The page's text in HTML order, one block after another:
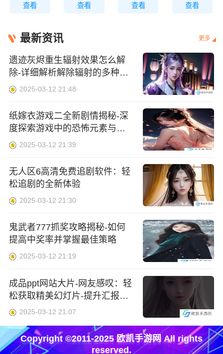
查看 查看 查看 查看
最新资讯 更多
遗迹灰烬重生辐射效果怎么解
除-详细解析解除辐射的多种方
法与注意事项
2025-03-12 21:48
纸嫁衣游戏二全新剧情揭秘-深
度探索游戏中的恐怖元素与独
特设计
2025-03-12 21:39
无人区6高清免费追剧软件：轻
松追剧的全新体验
2025-03-12 21:30
鬼武者777抓奖攻略揭秘-如何
提高中奖率并掌握最佳策略
2025-03-12 21:19
成品ppt网站大片-网友感叹：轻
松获取精美幻灯片-提升汇报魅
力的利器！
2025-03-12 21:07
Copyright ©2011-2025 欧凯手游网 All rights
reserved.